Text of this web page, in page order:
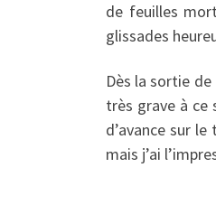
de feuilles
glissades
Dès la sortie
très grave à ce
d’avance sur
mais j’ai